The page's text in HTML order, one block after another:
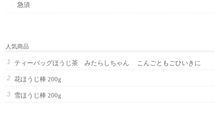
急須
人気商品
ティーバッグほうじ茶 みたらしちゃん こんごともごひいきに
花ほうじ棒 200g
雪ほうじ棒 200g